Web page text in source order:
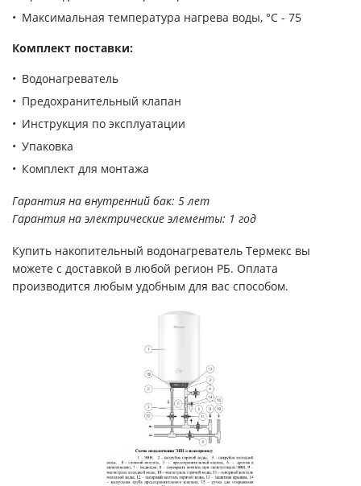
Максимальная температура нагрева воды, °С - 75
Комплект поставки:
Водонагреватель
Предохранительный клапан
Инструкция по эксплуатации
Упаковка
Комплект для монтажа
Гарантия на внутренний бак: 5 лет
Гарантия на электрические элементы: 1 год
Купить накопительный водонагреватель Термекс вы
можете с доставкой в любой регион РБ. Оплата
производится любым удобным для вас способом.